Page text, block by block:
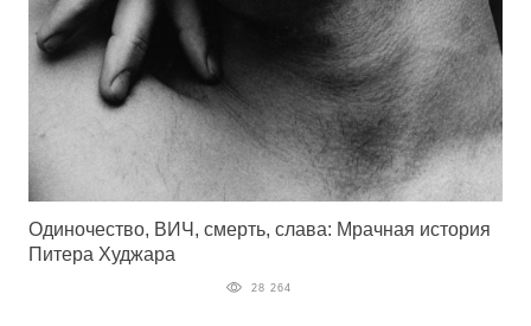
Одиночество, ВИЧ, смерть, слава: Мрачная история
Питера Худжара
28 264